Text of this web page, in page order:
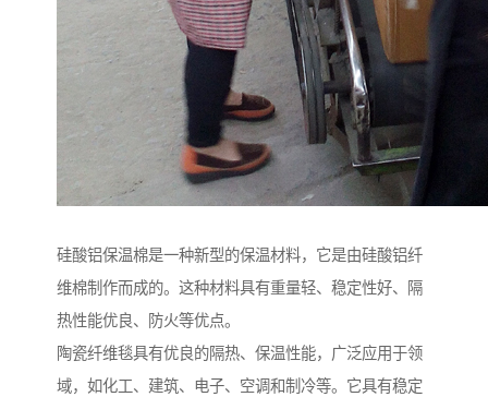
硅酸铝保温棉是一种新型的保温材料，它是由硅酸铝纤
维棉制作而成的。这种材料具有重量轻、稳定性好、隔
热性能优良、防火等优点。
陶瓷纤维毯具有优良的隔热、保温性能，广泛应用于领
域，如化工、建筑、电子、空调和制冷等。它具有稳定